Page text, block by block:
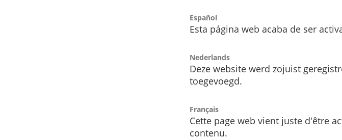
Español
Esta página web acaba de ser
Nederlands
Deze website werd zojuist
toegevoegd.
Français
Cette page web vient juste d'être
contenu.